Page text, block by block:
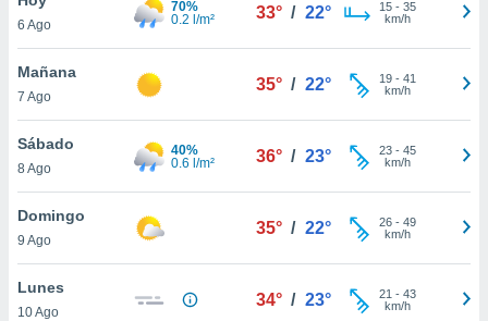
en
más
nuestra
de
6 Ago
70%
0.2 l/m²
33° / 22° 15- 35
km/h
Mañana
7 Ago
35° / 22° 19- 41
km/h
Sábado
8 Ago
40%
0.6 l/m²
36° / 23° 23- 45
km/h
Domingo
9 Ago
35° / 22° 26- 49
km/h
Lunes
10 Ago
34° / 23° 21 - 43
km/h